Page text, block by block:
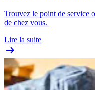
Trouvez le point de service
de chez vous.
Lire la suite